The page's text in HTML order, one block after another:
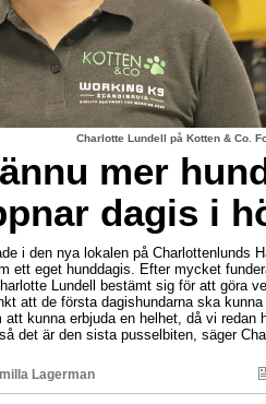
Charlotte Lundell på Kotten & Co.
mer
dagis i
i den nya lokalen på Charlottenlunds
ett eget hunddagis. Efter mycket
Lundell bestämt sig för att göra
att de första dagishundarna ska
kunna erbjuda en helhet, då vi redan
det är den sista pusselbiten, säger
Lagerman